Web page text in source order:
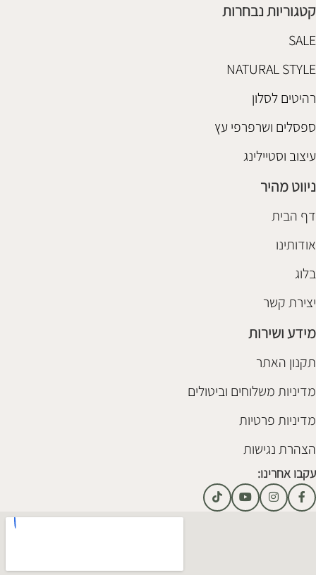
קטגוריות נבחרות
SALE
NATURAL STYLE
רהיטים לסלון
ספסלים ושרפרפי עץ
עיצוב וסטיילינג
ניווט מהיר
דף הבית
אודותינו
בלוג
יצירת קשר
מידע ושירות
תקנון האתר
מדיניות משלוחים וביטולים
מדיניות פרטיות
הצהרת נגישות
עקבו אחרינו: